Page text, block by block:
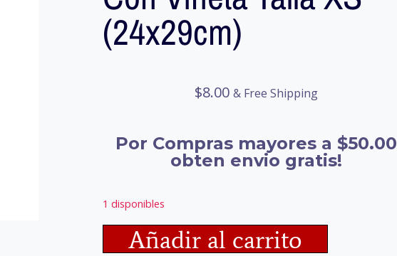
(24x29cm)
$8.00 & Free Shipping
Por Compras mayores a $50.00
obten envio gratis!
1 disponibles
Añadir al carrito